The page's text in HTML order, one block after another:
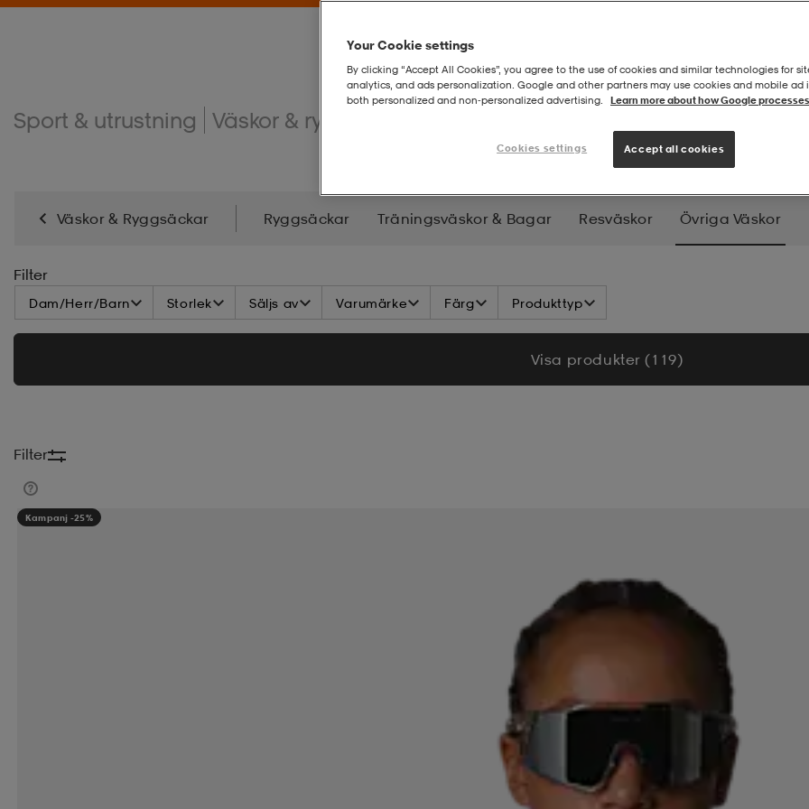
Sport & utrustning Väskor & ryggsäckar
Väskor & Ryggsäckar Ryggsäckar Träningsväskor & Bagar Resväskor Övriga Väskor
Filter
Dam/Herr/Barn Storlek Säljs av Varumärke Färg Produkttyp
Visa produkter (119)
Filter
Kampanj -25%
Your Cookie settings
By clicking “Accept All Cookies”, you agree to the use of cookies and similar technologies for
analytics, and ads personalization. Google and other partners may use cookies and mobile ad
both personalized and non‑personalized advertising.
Learn more about how Google
Cookies settings Accept all cookies